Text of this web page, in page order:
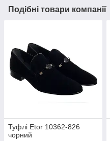
Подібні товари компанії
Туфлі Etor 10362-826
чорний